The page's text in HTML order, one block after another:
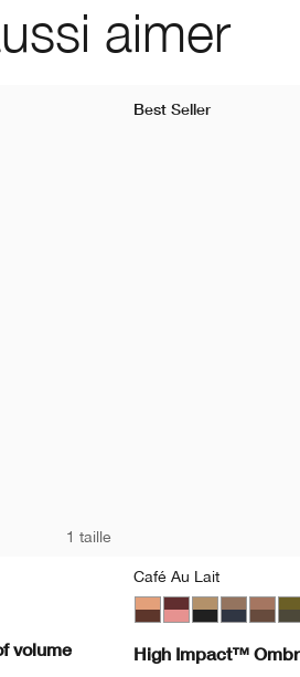
aimer
1 taille
volume
Best Seller
Café Au Lait
High Impact™